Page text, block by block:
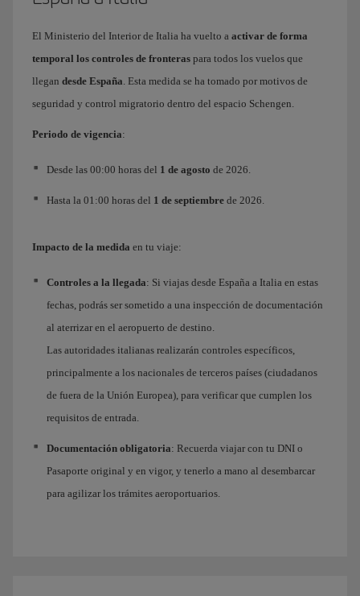
El Ministerio del Interior de Italia ha vuelto a activar de forma
temporal los controles de fronteras para todos los vuelos que
llegan desde España. Esta medida se ha tomado por motivos de
seguridad y control migratorio dentro del espacio Schengen.
Periodo de vigencia:
Desde las 00:00 horas del 1 de agosto de 2026.
Hasta la 01:00 horas del 1 de septiembre de 2026.
Impacto de la medida en tu viaje:
Controles a la llegada: Si viajas desde España a Italia en estas
fechas, podrás ser sometido a una inspección de documentación
al aterrizar en el aeropuerto de destino.
Las autoridades italianas realizarán controles específicos,
principalmente a los nacionales de terceros países (ciudadanos
de fuera de la Unión Europea), para verificar que cumplen los
requisitos de entrada.
Documentación obligatoria: Recuerda viajar con tu DNI o
Pasaporte original y en vigor, y tenerlo a mano al desembarcar
para agilizar los trámites aeroportuarios.